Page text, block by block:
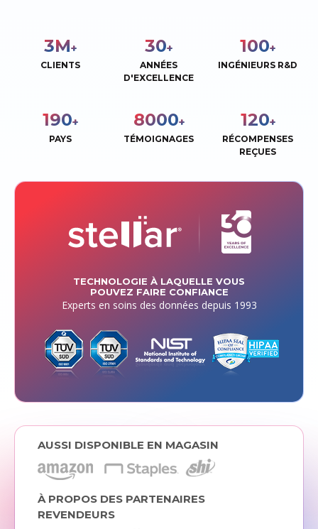
3M+
CLIENTS
30+
ANNÉES
D'EXCELLENCE
100+
INGÉNIEURS R&D
190+
PAYS
8000+
TÉMOIGNAGES
120+
RÉCOMPENSES
REÇUES
TECHNOLOGIE À LAQUELLE VOUS
POUVEZ FAIRE CONFIANCE
Experts en soins des données depuis 1993
AUSSI DISPONIBLE EN MAGASIN
À PROPOS DES PARTENAIRES
REVENDEURS